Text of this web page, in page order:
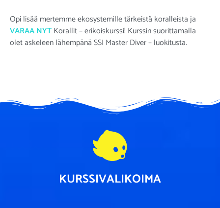
Opi lisää mertemme ekosystemille tärkeistä koralleista ja
VARAA NYTKorallit– erikoiskurssi! Kurssin suorittamalla
olet askeleen lähempänä SSI Master Diver – luokitusta.
KURSSIVALIKOIMA